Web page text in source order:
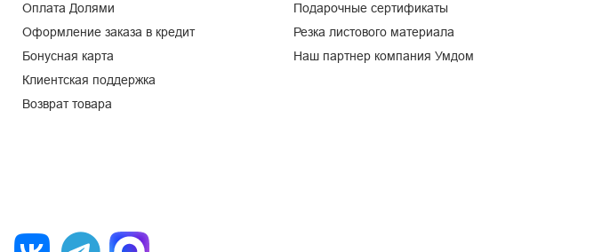
Оплата Долями
Оформление заказа в кредит
Бонусная карта
Клиентская поддержка
Возврат товара
Подарочные сертификаты
Резка листового материала
Наш партнер компания Умдом